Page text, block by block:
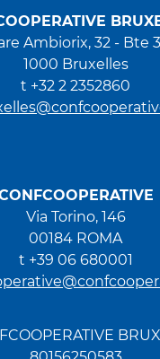
Ambiorix, 32 - Bte
1000 Bruxelles
t +32 2 2352860
Via Torino, 146
00184 ROMA
t +39 06 680001